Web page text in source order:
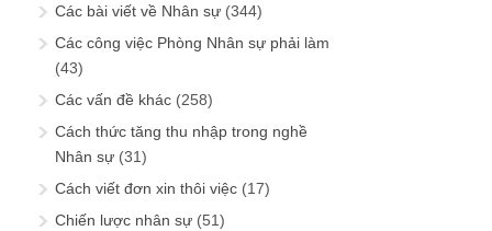
Các bài viết về Nhân sự (344)
Các công việc Phòng Nhân sự phải làm
(43)
Các vấn đề khác (258)
Cách thức tăng thu nhập trong nghề
Nhân sự (31)
Cách viết đơn xin thôi việc (17)
Chiến lược nhân sự (51)